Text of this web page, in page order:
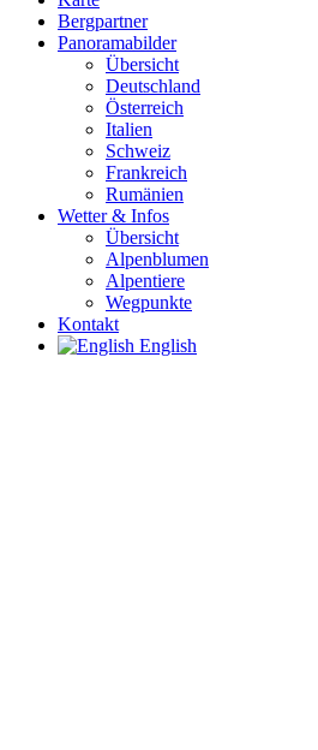
Bergpartner
Panoramabilder
Übersicht
Deutschland
Österreich
Italien
Schweiz
Frankreich
Rumänien
Wetter & Infos
Übersicht
Alpenblumen
Alpentiere
Wegpunkte
Kontakt
English